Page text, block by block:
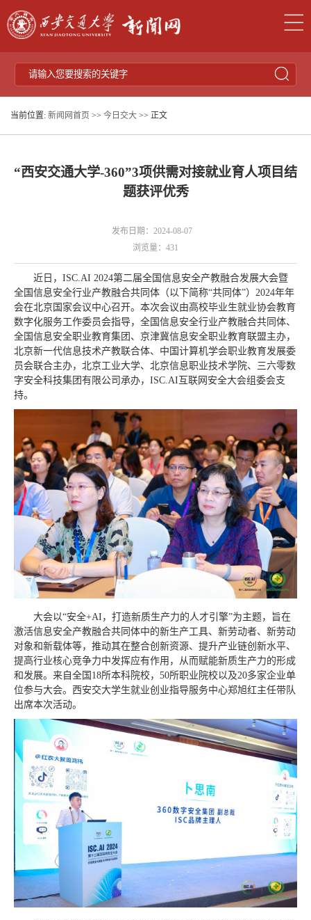
当前位置: 新闻网首页 >> 今日交大 >> 正文
“西安交通大学-360”3项供需对接就业育人项目结
题获评优秀
发布日期：2024-08-07
浏览量： 431
近日，ISC.AI 2024第二届全国信息安全产教融合发展大会暨
全国信息安全行业产教融合共同体（以下简称“共同体”）2024年年
会在北京国家会议中心召开。本次会议由高校毕业生就业协会教育
数字化服务工作委员会指导，全国信息安全行业产教融合共同体、
全国信息安全职业教育集团、京津冀信息安全职业教育联盟主办，
北京新一代信息技术产教联合体、中国计算机学会职业教育发展委
员会联合主办，北京工业大学、北京信息职业技术学院、三六零数
字安全科技集团有限公司承办，ISC.AI互联网安全大会组委会支
持。
大会以“安全+AI，打造新质生产力的人才引擎”为主题，旨在
激活信息安全产教融合共同体中的新生产工具、新劳动者、新劳动
对象和新载体等，推动其在整合创新资源、提升产业链创新水平、
提高行业核心竞争力中发挥应有作用，从而赋能新质生产力的形成
和发展。来自全国18所本科院校，50所职业院校以及20多家企业单
位参与大会。西安交大学生就业创业指导服务中心郑旭红主任带队
出席本次活动。